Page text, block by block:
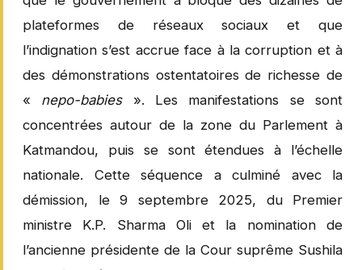
plateformes de réseaux sociaux et que
l’indignation s’est accrue face à la corruption et à
des démonstrations ostentatoires de richesse de
« nepo-babies». Les manifestations se sont
concentrées autour de la zone du Parlement à
Katmandou, puis se sont étendues à l’échelle
nationale. Cette séquence a culminé avec la
démission, le 9 septembre 2025, du Premier
ministre K.P. Sharma Oli et la nomination de
l’ancienne présidente de la Cour suprême Sushila